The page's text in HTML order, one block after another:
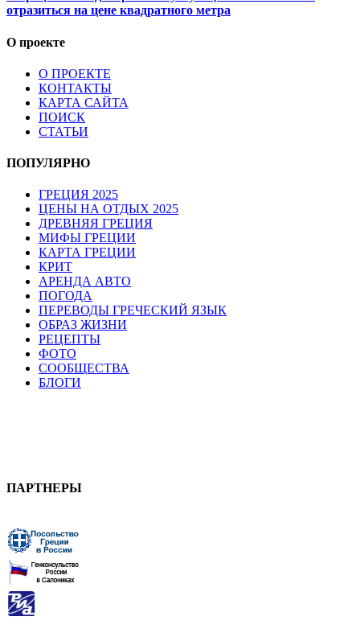
отразиться на цене квадратного метра
О проекте
О ПРОЕКТЕ
КОНТАКТЫ
КАРТА САЙТА
ПОИСК
СТАТЬИ
ПОПУЛЯРНО
ГРЕЦИЯ 2025
ЦЕНЫ НА ОТДЫХ 2025
ДРЕВНЯЯ ГРЕЦИЯ
МИФЫ ГРЕЦИИ
КАРТА ГРЕЦИИ
КРИТ
АРЕНДА АВТО
ПОГОДА
ПЕРЕВОДЫ ГРЕЧЕСКИЙ ЯЗЫК
ОБРАЗ ЖИЗНИ
РЕЦЕПТЫ
ФОТО
СООБЩЕСТВА
БЛОГИ
ПАРТНЕРЫ